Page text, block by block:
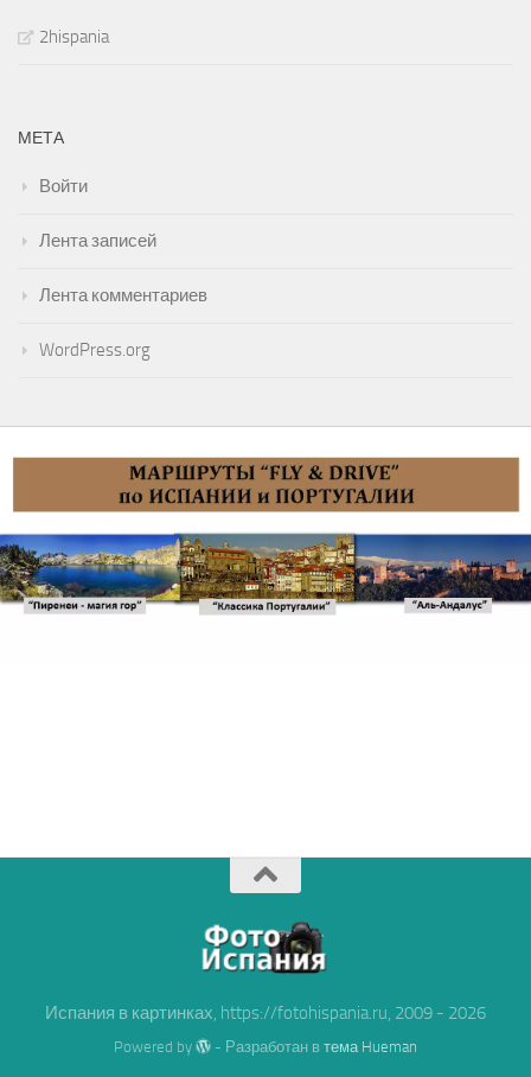
2hispania
МЕТА
Войти
Лента записей
Лента комментариев
WordPress.org
Испания в картинках, https://fotohispania.ru, 2009 - 2026
Powered by - Разработан втема Hueman